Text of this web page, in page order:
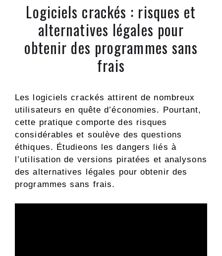
Logiciels crackés : risques et
alternatives légales pour
obtenir des programmes sans
frais
Les logiciels crackés attirent de nombreux
utilisateurs en quête d’économies. Pourtant,
cette pratique comporte des risques
considérables et soulève des questions
éthiques. Étudieons les dangers liés à
l’utilisation de versions piratées et analysons
des alternatives légales pour obtenir des
programmes sans frais.